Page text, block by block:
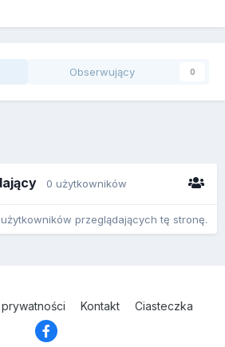
Obserwujący 0
0 użytkowników
przeglądających tę stronę.
Kontakt Ciasteczka